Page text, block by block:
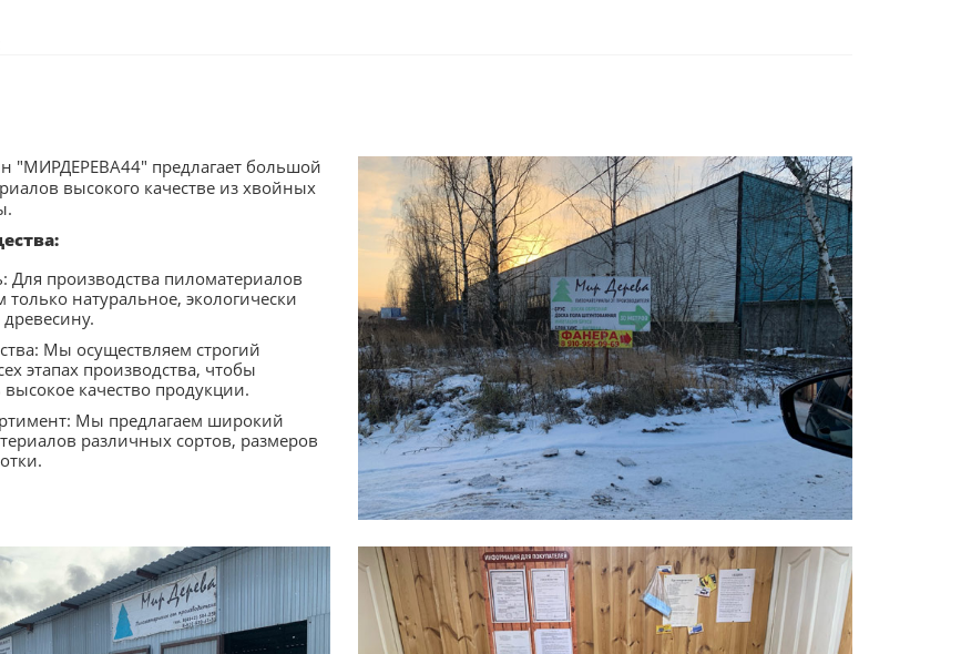
"МИРДЕРЕВА44" предлагает большой
высокого качестве из хвойных
Для производства пиломатериалов
натуральное, экологически
Мы осуществляем строгий
этапах производства, чтобы
высокое качество продукции.
Мы предлагаем широкий
различных сортов, размеров